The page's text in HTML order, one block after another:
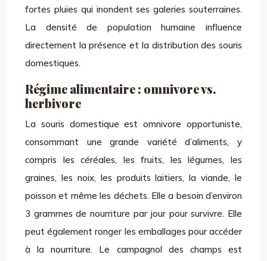
fortes pluies qui inondent ses galeries souterraines.
La densité de population humaine influence
directement la présence et la distribution des souris
domestiques.
Régime alimentaire : omnivore vs.
herbivore
La souris domestique est omnivore opportuniste,
consommant une grande variété d’aliments, y
compris les céréales, les fruits, les légumes, les
graines, les noix, les produits laitiers, la viande, le
poisson et même les déchets. Elle a besoin d’environ
3 grammes de nourriture par jour pour survivre. Elle
peut également ronger les emballages pour accéder
à la nourriture. Le campagnol des champs est